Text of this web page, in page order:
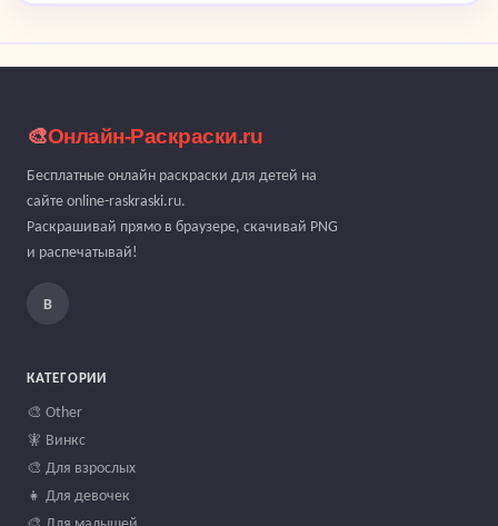
🎨Онлайн-Раскраски.ru
Бесплатные онлайн раскраски для детей на
сайте online-raskraski.ru.
Раскрашивай прямо в браузере, скачивай PNG
и распечатывай!
В
КАТЕГОРИИ
🎨 Other
🧚 Винкс
🎨 Для взрослых
👧 Для девочек